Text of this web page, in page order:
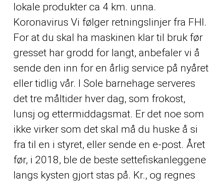
lokale produkter ca 4 km. unna.
Koronavirus Vi følger retningslinjer fra FHI.
For at du skal ha maskinen klar til bruk før
gresset har grodd for langt, anbefaler vi å
sende den inn for en årlig service på nyåret
eller tidlig vår. I Sole barnehage serveres
det tre måltider hver dag, som frokost,
lunsj og ettermiddagsmat. Er det noe som
ikke virker som det skal må du huske å si
fra til en i styret, eller sende en e-post. Året
før, i 2018, ble de beste settefiskanleggene
langs kysten gjort stas på. Kr., og regnes